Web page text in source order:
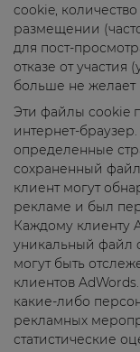
cookie,
размещении
для пост-
отказе от участия
больше не желает
Эти файлы cookie
интернет-
определенные
сохраненный
клиент могут
рекламе и был
Каждому клиенту
уникальный файл
могут быть
клиентов
какие-либо
рекламных
статистические